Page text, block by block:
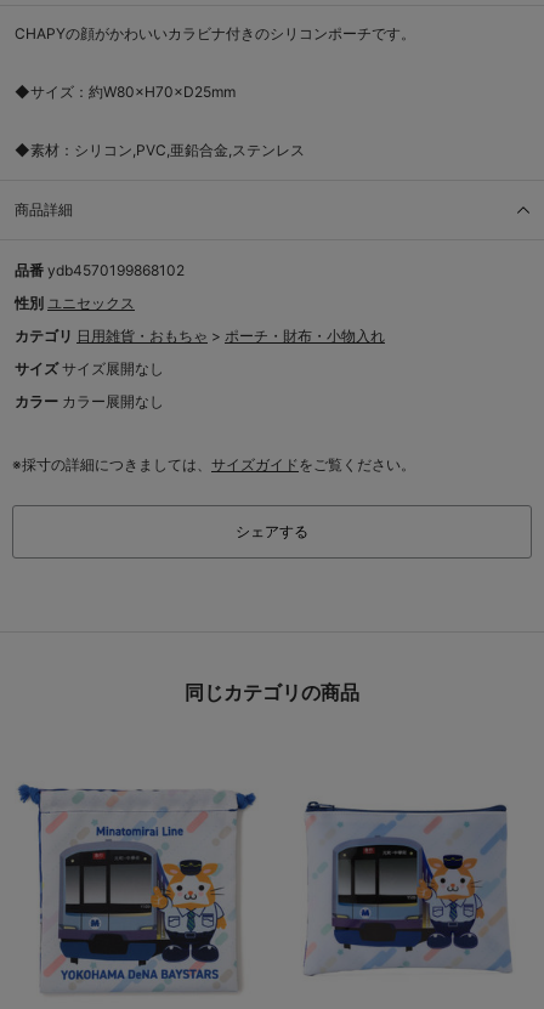
CHAPYの顔がかわいいカラビナ付きのシリコンポーチです。
◆サイズ：約W80×H70×D25mm
◆素材：シリコン,PVC,亜鉛合金,ステンレス
商品詳細
品番 ydb4570199868102
性別 ユニセックス
カテゴリ 日用雑貨・おもちゃ > ポーチ・財布・小物入れ
サイズ サイズ展開なし
カラー カラー展開なし
※採寸の詳細につきましては、 サイズガイドをご覧ください。
シェアする
同じカテゴリの商品